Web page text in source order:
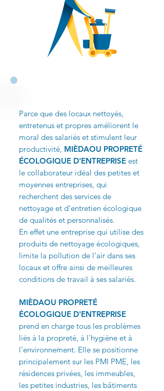
Parce que des locaux nettoyés,
entretenus et propres améliorent le
moral des salariés et stimulent leur
productivité, MIÈDAOU PROPRETÉ
ÉCOLOGIQUE D'ENTREPRISE est
le collaborateur idéal des petites et
moyennes entreprises, qui
recherchent des services de
nettoyage et d'entretien écologique
de qualités et personnalisés.
En effet une entreprise qui utilise des
produits de nettoyage écologiques,
limite la pollution de l’air dans ses
locaux et offre ainsi de meilleures
conditions de travail à ses salariés.
MIÈDAOU PROPRETÉ
ÉCOLOGIQUE D'ENTREPRISE
prend en charge tous les problèmes
liés à la propreté, à l'hygiène et à
l'environnement. Elle se positionne
principalement sur les PMI PME, les
résidences privées, les immeubles,
les petites industries, les bâtiments